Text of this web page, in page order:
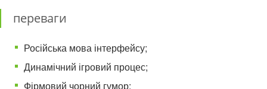
переваги
Російська мова інтерфейсу;
Динамічний ігровий процес;
Фірмовий чорний гумор;